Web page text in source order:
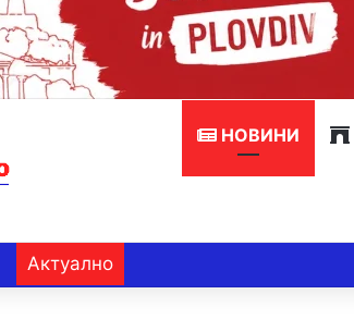
НОВИНИ
Актуално